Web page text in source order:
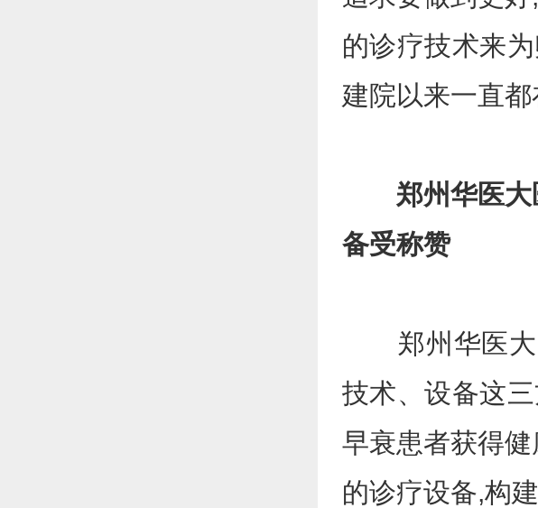
的诊疗技术来
建院以来一直
郑州华医
备受称赞
郑州华医大
技术、设备这
早衰患者获得
的诊疗设备,构